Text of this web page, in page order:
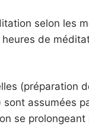
selon les
de
(préparation
assumées
se prolongeant